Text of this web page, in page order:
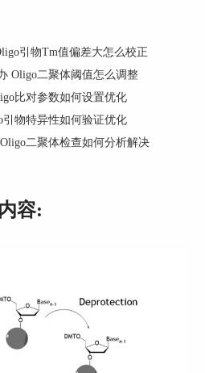
体、交叉二聚体等不良结
分模型，用户可以自定义
例如将发卡结构的惩罚系数
筛选结构安全的引物组合。
引物Tm值偏差大怎么校正
Oligo二聚体阈值怎么调整
比对参数如何设置优化
物特异性如何验证优化
二聚体检查如何分析解决
容: